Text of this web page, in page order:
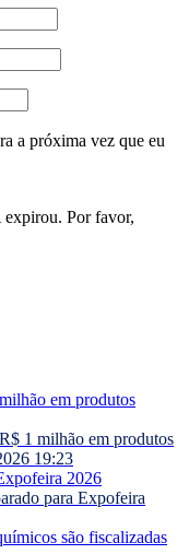
a próxima vez que eu
Por favor,
1 milhão em produtos
19:23
para Expofeira